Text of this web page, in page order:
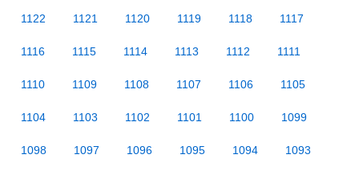
1122 1121 1120 1119 1118 1117
1116 1115 1114 1113 1112 1111
1110 1109 1108 1107 1106 1105
1104 1103 1102 1101 1100 1099
1098 1097 1096 1095 1094 1093